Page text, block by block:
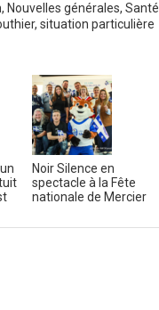
, Nouvelles générales, Santé
, situation particulière
Noir Silence en
spectacle à la Fête
nationale de Mercier